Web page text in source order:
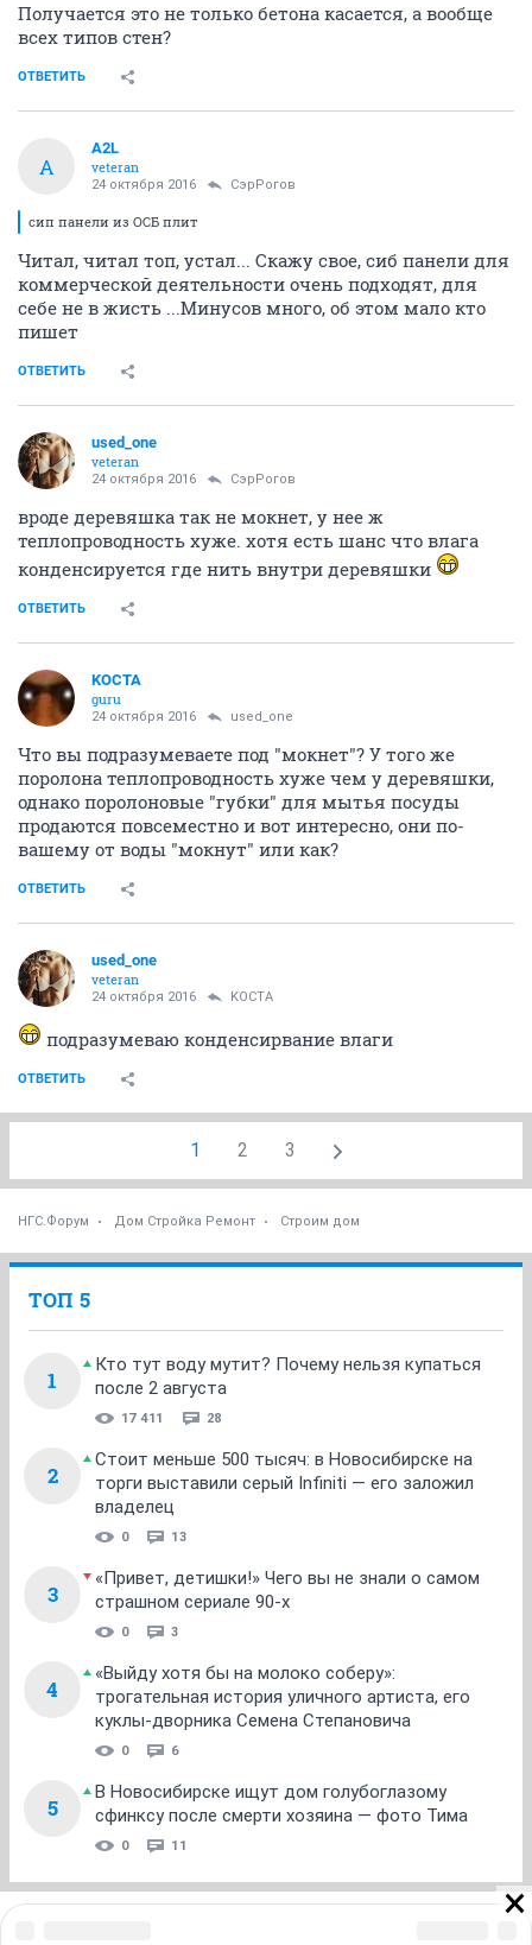
Получается это не только бетона касается, а вообще
всех типов стен?
ОТВЕТИТЬ
A
A2L
veteran
24 октября 2016 СэрРогов
сип панели из ОСБ плит
Читал, читал топ, устал... Скажу свое, сиб панели для
коммерческой деятельности очень подходят, для
себе не в жисть ...Минусов много, об этом мало кто
пишет
ОТВЕТИТЬ
used_one
veteran
24 октября 2016 СэрРогов
вроде деревяшка так не мокнет, у нее ж
теплопроводность хуже. хотя есть шанс что влага
конденсируется где нить внутри деревяшки
ОТВЕТИТЬ
KOCTA
guru
24 октября 2016 used_one
Что вы подразумеваете под "мокнет"? У того же
поролона теплопроводность хуже чем у деревяшки,
однако поролоновые "губки" для мытья посуды
продаются повсеместно и вот интересно, они по-
вашему от воды "мокнут" или как?
ОТВЕТИТЬ
used_one
veteran
24 октября 2016 KOCTA
подразумеваю конденсирвание влаги
ОТВЕТИТЬ
1 2 3
НГС.Форум Дом Стройка Ремонт Строим дом
ТОП 5
1
Кто тут воду мутит? Почему нельзя купаться
после 2 августа
17 411 28
2
Стоит меньше 500 тысяч: в Новосибирске на
торги выставили серый Infiniti — его заложил
владелец
0 13
3
«Привет, детишки!» Чего вы не знали о самом
страшном сериале 90-х
0 3
4
«Выйду хотя бы на молоко соберу»:
трогательная история уличного артиста, его
куклы-дворника Семена Степановича
0 6
5
В Новосибирске ищут дом голубоглазому
сфинксу после смерти хозяина — фото Тима
0 11